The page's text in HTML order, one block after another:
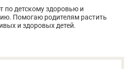
по детскому здоровью и
Помогаю родителям растить
и здоровых детей.